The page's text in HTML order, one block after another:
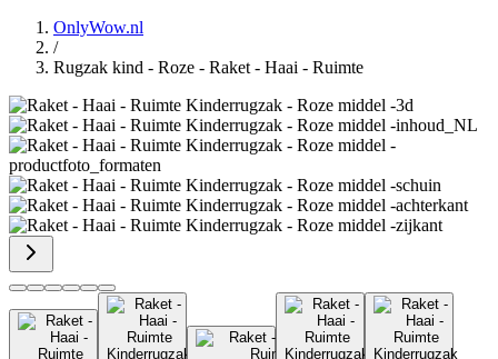
OnlyWow.nl
/
Rugzak kind - Roze - Raket - Haai - Ruimte